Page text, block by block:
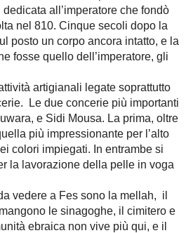
all’imperatore che fondò
nel 810. Cinque secoli dopo la
posto un corpo ancora intatto, e la
fosse quello dell’imperatore, gli
artigianali legate soprattutto
Le due concerie più importanti
e Sidi Mousa. La prima, oltre
più impressionante per l’alto
colori impiegati. In entrambe si
la lavorazione della pelle in voga
vedere a Fes sono la mellah, il
le sinagoghe, il cimitero e
ebraica non vive più qui, e il